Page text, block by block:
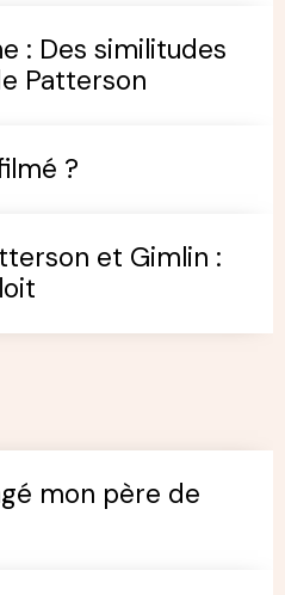
: Des similitudes
Patterson
?
et Gimlin :
mon père de